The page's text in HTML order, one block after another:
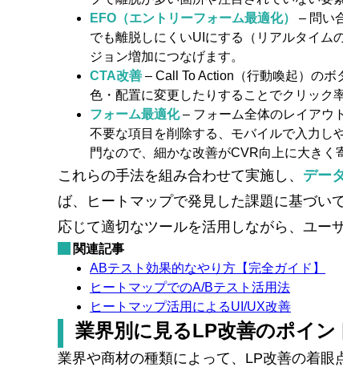
EFO（エントリーフォーム最適化）
– 問い
でも離脱しにくいUIにする（リアルタイム
ジョン増加につなげます。
CTA改善 – Call To Action（行動喚起）の
色・配置に変更したりすることでクリック
フォーム最適化– フォーム全体のレイアウ
不要な項目を削除する、モバイルで入力し
門なので、細かな改善がCVR向上に大きく
これらの手法を組み合わせて実施し、 デー
ば、ヒートマップで発見した課題に基づい
応じて適切なツールを活用しながら、ユー
関連記事
ABテスト効果的なやり方【完全ガイド】
ヒートマップでのA/Bテスト活用法
ヒートマップ活用によるUI/UX改善
業界別に見るLP改善のポイン
業界や商材の種類によって、LP改善の着